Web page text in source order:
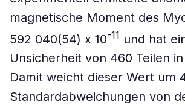
magnetische Moment des
592 040(54) x 10-11 und hat
Unsicherheit von 460 Teilen
Damit weicht dieser Wert um
Standardabweichungen von